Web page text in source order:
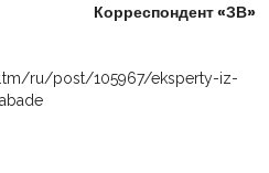
Корреспондент «ЗВ»
ru/post/105967/eksperty-iz-